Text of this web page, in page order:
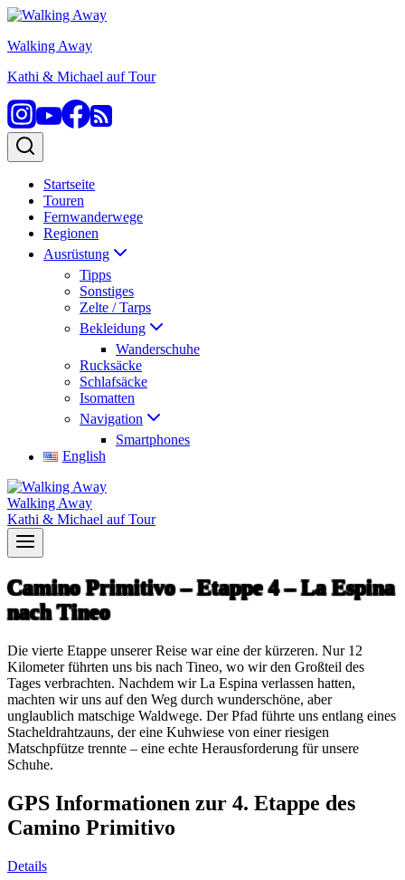
Zum
springen
Walking Away
Kathi & Michael auf Tour
Startseite
Touren
Fernwanderwege
Regionen
Ausrüstung
Tipps
Sonstiges
Zelte / Tarps
Bekleidung
Wanderschuhe
Rucksäcke
Schlafsäcke
Isomatten
Navigation
Smartphones
English
Walking Away
Kathi & Michael auf Tour
Camino Primitivo – Etappe 4 – La Espina
nach Tineo
Die vierte Etappe unserer Reise war eine der kürzeren. Nur 12
Kilometer führten uns bis nach Tineo, wo wir den Großteil des
Tages verbrachten. Nachdem wir La Espina verlassen hatten,
machten wir uns auf den Weg durch wunderschöne, aber
unglaublich matschige Waldwege. Der Pfad führte uns entlang eines
Stacheldrahtzauns, der eine Kuhwiese von einer riesigen
Matschpfütze trennte – eine echte Herausforderung für unsere
Schuhe.
GPS Informationen zur 4. Etappe des
Camino Primitivo
Details